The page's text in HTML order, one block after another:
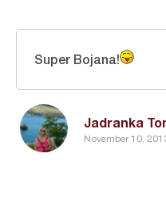
Jadranka
November 10,
Super Bojana!